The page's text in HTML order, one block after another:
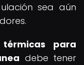
sea aún
térmicas para
debe tener